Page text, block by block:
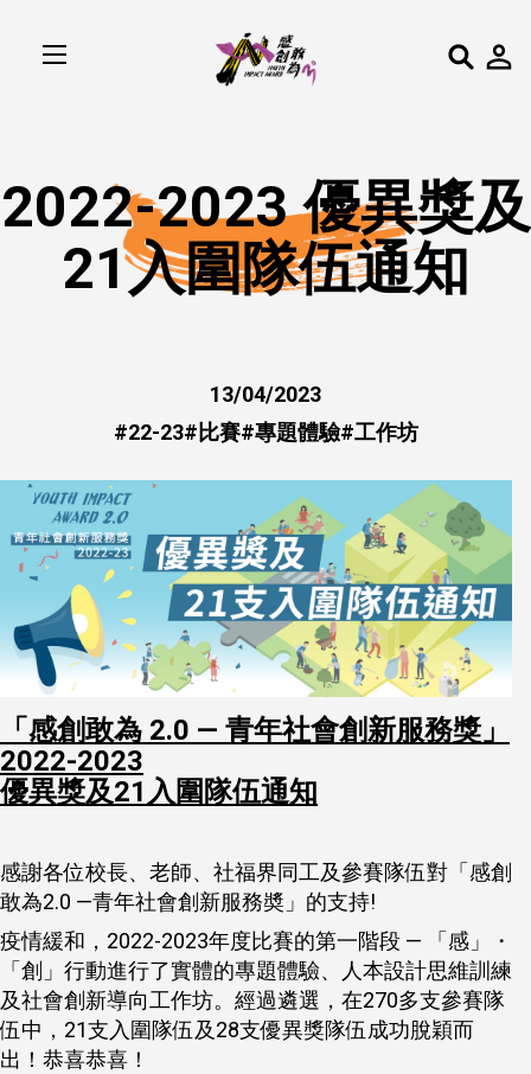
2022-2023 優異獎及
21入圍隊伍通知
13/04/2023
#22-23#比賽#專題體驗#工作坊
「感創敢為 2.0 — 青年社會創新服務獎」
2022-2023
優異獎及21入圍隊伍通知
感謝各位校長、老師、社福界同工及參賽隊伍對「感創
敢為2.0 —青年社會創新服務奬」的支持!
疫情緩和，2022-2023年度比賽的第一階段 — 「感」・
「創」行動進行了實體的專題體驗、人本設計思維訓練
及社會創新導向工作坊。經過遴選，在270多支參賽隊
伍中，21支入圍隊伍及28支優異獎隊伍成功脫穎而
出！恭喜恭喜！